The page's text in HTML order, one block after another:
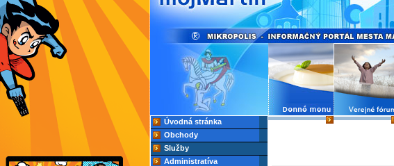
Úvodná stránka
Obchody
Služby
Administratíva